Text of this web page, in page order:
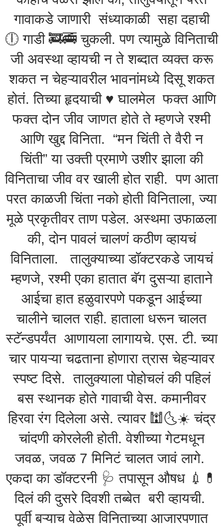
गावाकडे जाणारी संध्याकाळी सहा दहाची
🕕 गाडी 🚒🚎 चुकली. पण त्यामुळे विनिताची
जी अवस्था व्हायची न ते शब्दात व्यक्त करू
शकत न चेहऱ्यावरील भावनांमध्ये दिसू शकत
होतं. तिच्या हृदयाची ♥️ घालमेल फक्त आणि
फक्त दोन जीव जाणत होते ते म्हणजे रश्मी
आणि खुद्द विनिता. “मन चिंती ते वैरी न
चिंती” या उक्ती प्रमाणे उशीर झाला की
विनिताचा जीव वर खाली होत राही. पण आता
परत काळजी चिंता नको होती विनिताला, ज्या
मूळे प्रकृतीवर ताण पडेल. अस्थमा उफाळला
की, दोन पावलं चालणं कठीण व्हायचं
विनिताला. तालुक्याच्या डॉक्टरकडे जायचं
म्हणजे, रश्मी एका हातात बॅग दुसऱ्या हाताने
आईचा हात हळुवारपणे पकडून आईच्या
चालीने चालत राही. हाताला धरून चालत
स्टॅन्डपर्यंत आणायला लागायचे. एस. टी. च्या
चार पायऱ्या चढताना होणारा त्रास चेहऱ्यावर
स्पष्ट दिसे. तालुक्याला पोहोचलं की पहिलं
बस स्थानक होते गावाची वेस. कमानीवर
हिरवा रंग दिलेला असे. त्यावर 🕍🌜☀️ चंद्र
चांदणी कोरलेली होती. वेशीच्या गेटमधून
जवळ, जवळ 7 मिनिटं चालत जावं लागे.
एकदा का डॉक्टरनी 🩺 तपासून औषध 💉💊
दिलं की दुसरे दिवशी तब्बेत बरी व्हायची.
पूर्वी बऱ्याच वेळेस विनिताच्या आजारपणात